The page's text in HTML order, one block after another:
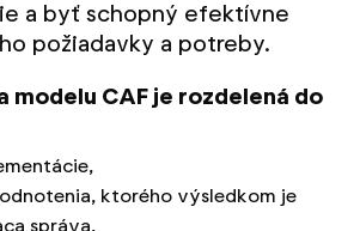
a byť schopný efektívne
požiadavky a potreby.
modelu CAF je rozdelená do
ktorého výsledkom je
správa,